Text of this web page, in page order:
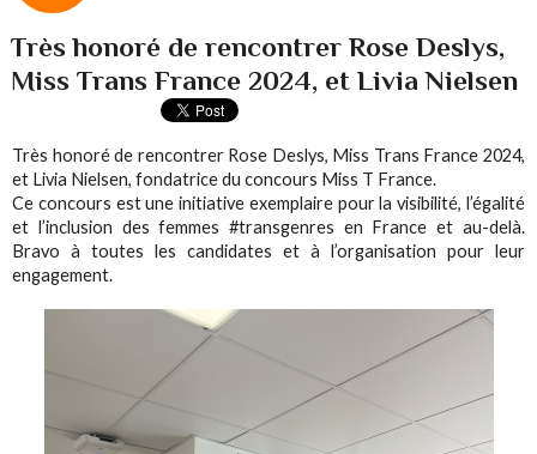
Très honoré de rencontrer Rose Deslys,
Miss Trans France 2024, et Livia Nielsen
Très honoré de rencontrer Rose Deslys, Miss Trans France 2024,
et Livia Nielsen, fondatrice du concours Miss T France.
Ce concours est une initiative exemplaire pour la visibilité, l’égalité
et l’inclusion des femmes #transgenres en France et au-delà.
Bravo à toutes les candidates et à l’organisation pour leur
engagement.